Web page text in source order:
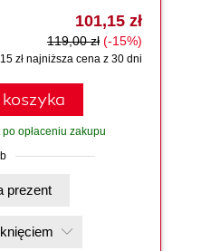
101,15 zł
119,00 zł (-15%)
zł najniższa cena z 30 dni
opłaceniu zakupu
Kup na prezent